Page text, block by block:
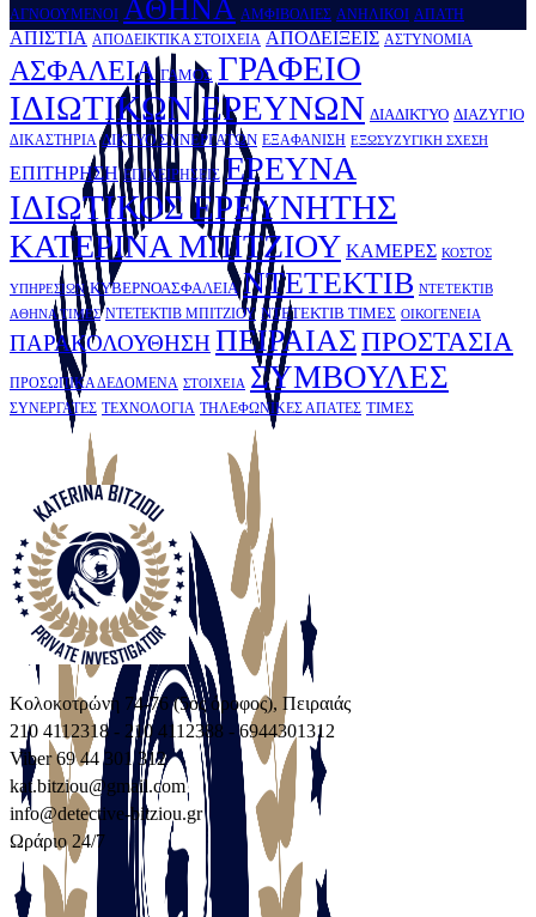
ΑΓΝΟΟΥΜΕΝΟΙ ΑΘΗΝΑ ΑΜΦΙΒΟΛΙΕΣ ΑΝΗΛΙΚΟΙ ΑΠΑΤΗ
ΑΠΙΣΤΙΑ ΑΠΟΔΕΙΚΤΙΚΑ ΣΤΟΙΧΕΙΑ ΑΠΟΔΕΙΞΕΙΣ ΑΣΤΥΝΟΜΙΑ
ΑΣΦΑΛΕΙΑ ΓΑΜΟΣ ΓΡΑΦΕΙΟ
ΙΔΙΩΤΙΚΩΝ ΕΡΕΥΝΩΝ ΔΙΑΔΙΚΤΥΟ ΔΙΑΖΥΓΙΟ
ΔΙΚΑΣΤΗΡΙΑ ΔΙΚΤΥΟ ΣΥΝΕΡΓΑΤΩΝ ΕΞΑΦΑΝΙΣΗ ΕΞΩΣΥΖΥΓΙΚΗ ΣΧΕΣΗ
ΕΠΙΤΗΡΗΣΗ ΕΠΙΧΕΙΡΗΣΕΙΣ ΕΡΕΥΝΑ
ΙΔΙΩΤΙΚΟΣ ΕΡΕΥΝΗΤΗΣ
ΚATΕΡΙΝΑ ΜΠΙΤΖΙΟΥ ΚΑΜΕΡΕΣ ΚΟΣΤΟΣ
ΥΠΗΡΕΣΙΩΝ ΚΥΒΕΡΝΟΑΣΦΑΛΕΙΑ ΝΤΕΤΕΚΤΙΒ ΝΤΕΤΕΚΤΙΒ
ΑΘΗΝΑ ΤΙΜΕΣ ΝΤΕΤΕΚΤΙΒ ΜΠΙΤΖΙΟΥ ΝΤΕΤΕΚΤΙΒ ΤΙΜΕΣ ΟΙΚΟΓΕΝΕΙΑ
ΠΑΡΑΚΟΛΟΥΘΗΣΗ ΠΕΙΡΑΙΑΣΠΡΟΣΤΑΣΙΑ
ΠΡΟΣΩΠΙΚΑ ΔΕΔΟΜΕΝΑ ΣΤΟΙΧΕΙΑ ΣΥΜΒΟΥΛΕΣ
ΣΥΝΕΡΓΑΤΕΣ ΤΕΧΝΟΛΟΓΙΑ ΤΗΛΕΦΩΝΙΚΕΣ ΑΠΑΤΕΣ ΤΙΜΕΣ
Κολοκοτρώνη 74-76 (5ος όροφος), Πειραιάς
210 4112318 - 210 4112388 - 6944301312
Viber 69 44 301 312
kat.bitziou@gmail.com
info@detective-bitziou.gr
Ωράριο 24/7